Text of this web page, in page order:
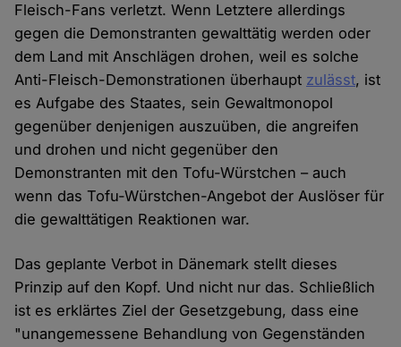
Fleisch-Fans verletzt. Wenn Letztere allerdings
gegen die Demonstranten gewalttätig werden oder
dem Land mit Anschlägen drohen, weil es solche
Anti-Fleisch-Demonstrationen überhaupt zulässt, ist
es Aufgabe des Staates, sein Gewaltmonopol
gegenüber denjenigen auszuüben, die angreifen
und drohen und nicht gegenüber den
Demonstranten mit den Tofu-Würstchen – auch
wenn das Tofu-Würstchen-Angebot der Auslöser für
die gewalttätigen Reaktionen war.
Das geplante Verbot in Dänemark stellt dieses
Prinzip auf den Kopf. Und nicht nur das. Schließlich
ist es erklärtes Ziel der Gesetzgebung, dass eine
"unangemessene Behandlung von Gegenständen